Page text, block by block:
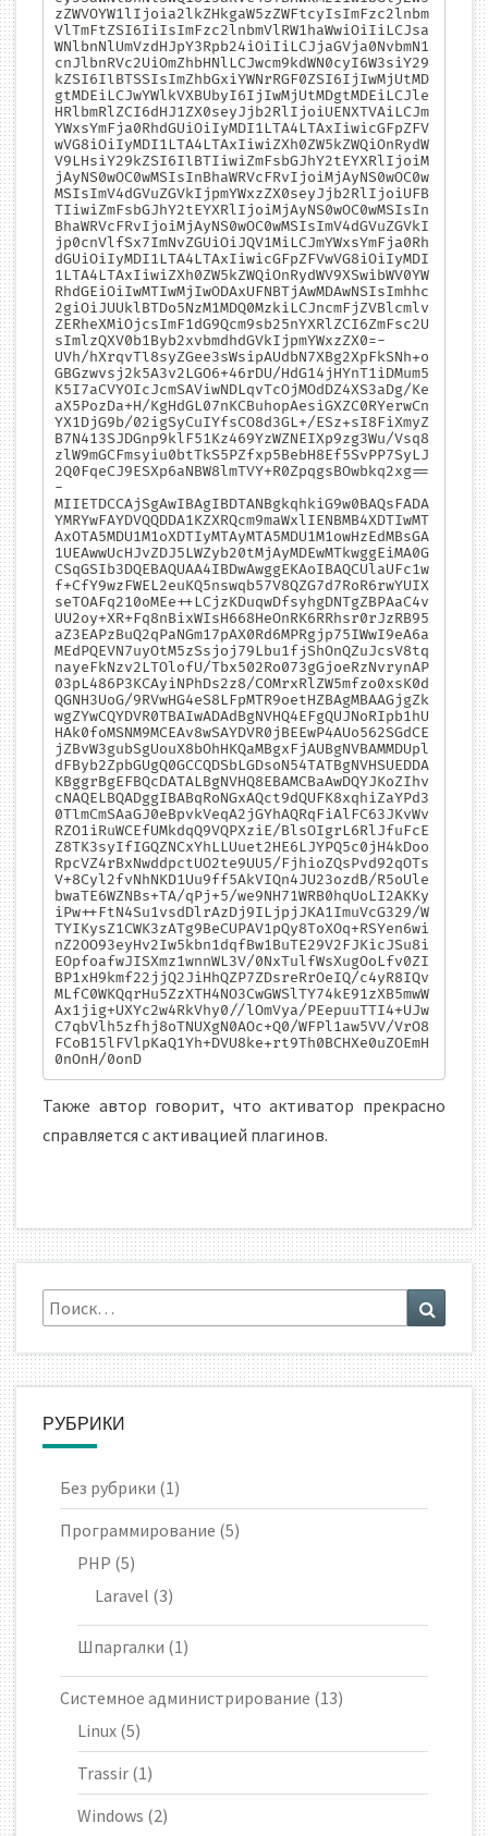
zZWVOYW1lIjoia2lkZHkgaW5zZWFtcyIsImFzc2lnbm
VlTmFtZSI6IiIsImFzc2lnbmVlRW1haWwiOiIiLCJsa
WNlbnNlUmVzdHJpY3Rpb24iOiIiLCJjaGVja0NvbmN1
cnJlbnRVc2UiOmZhbHNlLCJwcm9kdWN0cyI6W3siY29
kZSI6IlBTSSIsImZhbGxiYWNrRGF0ZSI6IjIwMjUtMD
gtMDEiLCJwYWlkVXBUbyI6IjIwMjUtMDgtMDEiLCJle
HRlbmRlZCI6dHJ1ZX0seyJjb2RlIjoiUENXTVAiLCJm
YWxsYmFja0RhdGUiOiIyMDI1LTA4LTAxIiwicGFpZFV
wVG8iOiIyMDI1LTA4LTAxIiwiZXh0ZW5kZWQiOnRydW
V9LHsiY29kZSI6IlBTIiwiZmFsbGJhY2tEYXRlIjoiM
jAyNS0wOC0wMSIsInBhaWRVcFRvIjoiMjAyNS0wOC0w
MSIsImV4dGVuZGVkIjpmYWxzZX0seyJjb2RlIjoiUFB
TIiwiZmFsbGJhY2tEYXRlIjoiMjAyNS0wOC0wMSIsIn
BhaWRVcFRvIjoiMjAyNS0wOC0wMSIsImV4dGVuZGVkI
jp0cnVlfSx7ImNvZGUiOiJQV1MiLCJmYWxsYmFja0Rh
dGUiOiIyMDI1LTA4LTAxIiwicGFpZFVwVG8iOiIyMDI
1LTA4LTAxIiwiZXh0ZW5kZWQiOnRydWV9XSwibWV0YW
RhdGEiOiIwMTIwMjIwODAxUFNBTjAwMDAwNSIsImhhc
2giOiJUUklBTDo5NzM1MDQ0MzkiLCJncmFjZVBlcmlv
ZERheXMiOjcsImF1dG9Qcm9sb25nYXRlZCI6ZmFsc2U
sImlzQXV0b1Byb2xvbmdhdGVkIjpmYWxzZX0=-
UVh/hXrqvTl8syZGee3sWsipAUdbN7XBg2XpFkSNh+o
GBGzwvsj2k5A3v2LGO6+46rDU/HdG14jHYnT1iDMum5
K5I7aCVYOIcJcmSAViwNDLqvTcOjMOdDZ4XS3aDg/Ke
aX5PozDa+H/KgHdGL07nKCBuhopAesiGXZC0RYerwCn
YX1DjG9b/02igSyCuIYfsCO8d3GL+/ESz+sI8FiXmyZ
B7N413SJDGnp9klF51Kz469YzWZNEIXp9zg3Wu/Vsq8
zlW9mGCFmsyiu0btTkS5PZfxp5BebH8Ef5SvPP7SyLJ
2Q0FqeCJ9ESXp6aNBW8lmTVY+R0ZpqgsBOwbkq2xg==
-
MIIETDCCAjSgAwIBAgIBDTANBgkqhkiG9w0BAQsFADA
YMRYwFAYDVQQDDA1KZXRQcm9maWxlIENBMB4XDTIwMT
AxOTA5MDU1M1oXDTIyMTAyMTA5MDU1M1owHzEdMBsGA
1UEAwwUcHJvZDJ5LWZyb20tMjAyMDEwMTkwggEiMA0G
CSqGSIb3DQEBAQUAA4IBDwAwggEKAoIBAQCUlaUFc1w
f+CfY9wzFWEL2euKQ5nswqb57V8QZG7d7RoR6rwYUIX
seTOAFq210oMEe++LCjzKDuqwDfsyhgDNTgZBPAaC4v
UU2oy+XR+Fq8nBixWIsH668HeOnRK6RRhsr0rJzRB95
aZ3EAPzBuQ2qPaNGm17pAX0Rd6MPRgjp75IWwI9eA6a
MEdPQEVN7uyOtM5zSsjoj79Lbu1fjShOnQZuJcsV8tq
nayeFkNzv2LTOlofU/Tbx502Ro073gGjoeRzNvrynAP
03pL486P3KCAyiNPhDs2z8/COMrxRlZW5mfzo0xsK0d
QGNH3UoG/9RVwHG4eS8LFpMTR9oetHZBAgMBAAGjgZk
wgZYwCQYDVR0TBAIwADAdBgNVHQ4EFgQUJNoRIpb1hU
HAk0foMSNM9MCEAv8wSAYDVR0jBEEwP4AUo562SGdCE
jZBvW3gubSgUouX8bOhHKQaMBgxFjAUBgNVBAMMDUpl
dFByb2ZpbGUgQ0GCCQDSbLGDsoN54TATBgNVHSUEDDA
KBggrBgEFBQcDATALBgNVHQ8EBAMCBaAwDQYJKoZIhv
cNAQELBQADggIBABqRoNGxAQct9dQUFK8xqhiZaYPd3
0TlmCmSAaGJ0eBpvkVeqA2jGYhAQRqFiAlFC63JKvWv
RZO1iRuWCEfUMkdqQ9VQPXziE/BlsOIgrL6RlJfuFcE
Z8TK3syIfIGQZNCxYhLLUuet2HE6LJYPQ5c0jH4kDoo
RpcVZ4rBxNwddpctUO2te9UU5/FjhioZQsPvd92qOTs
V+8Cyl2fvNhNKD1Uu9ff5AkVIQn4JU23ozdB/R5oUle
bwaTE6WZNBs+TA/qPj+5/we9NH71WRB0hqUoLI2AKKy
iPw++FtN4Su1vsdDlrAzDj9ILjpjJKA1ImuVcG329/W
TYIKysZ1CWK3zATg9BeCUPAV1pQy8ToXOq+RSYen6wi
nZ2OO93eyHv2Iw5kbn1dqfBw1BuTE29V2FJKicJSu8i
EOpfoafwJISXmz1wnnWL3V/0NxTulfWsXugOoLfv0ZI
BP1xH9kmf22jjQ2JiHhQZP7ZDsreRrOeIQ/c4yR8IQv
MLfC0WKQqrHu5ZzXTH4NO3CwGWSlTY74kE91zXB5mwW
Ax1jig+UXYc2w4RkVhy0//lOmVya/PEepuuTTI4+UJw
C7qbVlh5zfhj8oTNUXgN0AOc+Q0/WFPl1aw5VV/VrO8
FCoB15lFVlpKaQ1Yh+DVU8ke+rt9Th0BCHXe0uZOEmH
0nOnH/0onD
Также автор говорит, что активатор прекрасно
справляется с активацией плагинов.
Искать: Поиск
РУБРИКИ
Без рубрики (1)
Программирование (5)
PHP (5)
Laravel (3)
Шпаргалки (1)
Системное администрирование (13)
Linux (5)
Trassir (1)
Windows (2)